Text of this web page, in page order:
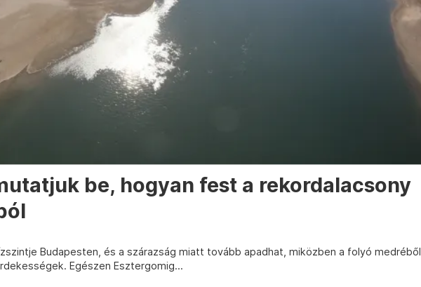
be, hogyan fest a rekordalacsony
Budapesten, és a szárazság miatt tovább apadhat, miközben a folyó medréből
Egészen Esztergomig...